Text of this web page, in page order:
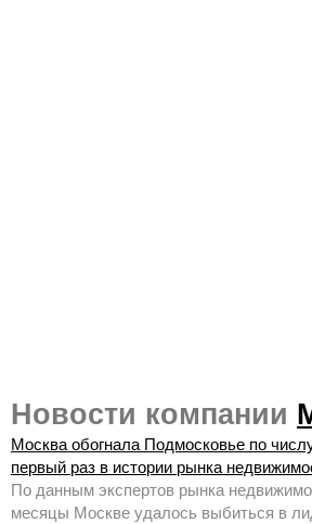
Новости компании
Москва обогнала Подмосковье по
первый раз в истории рынка
По данным экспертов рынка
месяцы Москве удалось выбиться в